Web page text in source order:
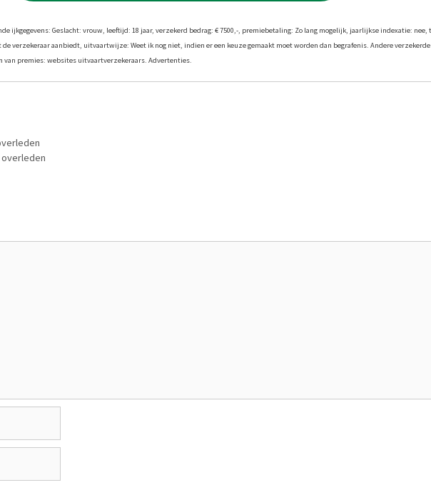
ijkgegevens: Geslacht: vrouw, leeftijd: 18 jaar, verzekerd bedrag: € 7500,-, premiebetaling: Zo lang mogelijk, jaarlijkse indexatie: nee,
verzekeraar aanbiedt, uitvaartwijze: Weet ik nog niet, indien er een keuze gemaakt moet worden dan begrafenis. Andere verzekerde
van premies: websites uitvaartverzekeraars. Advertenties.
overleden